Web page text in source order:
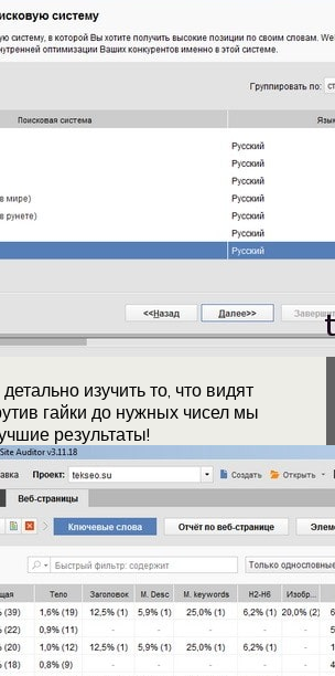
изучить то, что видят
гайки до нужных чисел мы
результаты!